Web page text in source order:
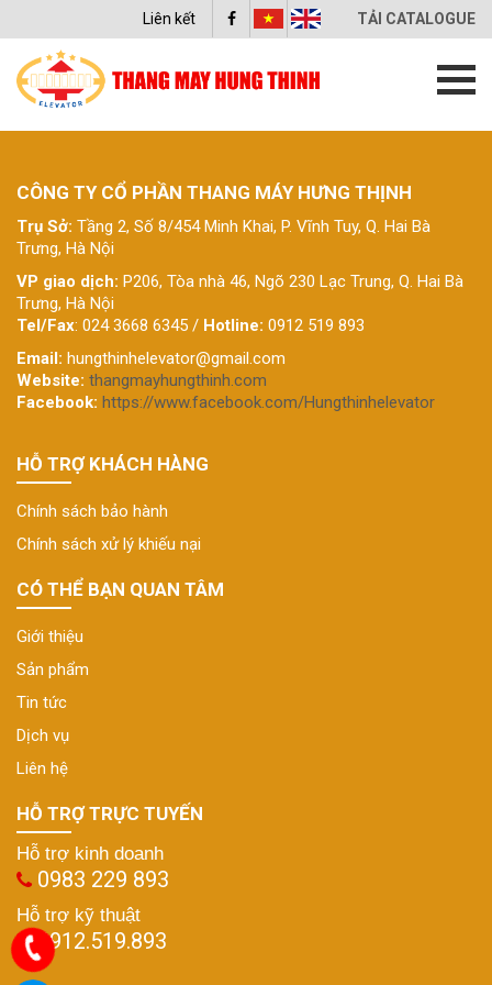
TẢI CATALOGUE
Liên kết
CÔNG TY CỔ PHẦN THANG MÁY HƯNG THỊNH
Trụ Sở: Tầng 2, Số 8/454 Minh Khai, P. Vĩnh Tuy, Q. Hai Bà
Trưng, Hà Nội
VP giao dịch: P206, Tòa nhà 46, Ngõ 230 Lạc Trung, Q. Hai Bà
Trưng, Hà Nội
Tel/Fax: 024 3668 6345 / Hotline: 0912 519 893
Email: hungthinhelevator@gmail.com
Website: thangmayhungthinh.com
Facebook: https://www.facebook.com/Hungthinhelevator
HỖ TRỢ KHÁCH HÀNG
Chính sách bảo hành
Chính sách xử lý khiếu nại
CÓ THỂ BẠN QUAN TÂM
Giới thiệu
Sản phẩm
Tin tức
Dịch vụ
Liên hệ
HỖ TRỢ TRỰC TUYẾN
Hỗ trợ kinh doanh
0983 229 893
Hỗ trợ kỹ thuật
0912.519.893